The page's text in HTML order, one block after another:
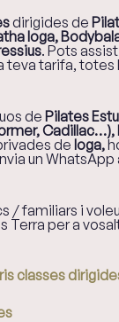
dirigides de
Ioga,
. Pots
teva tarifa, totes
de Pilates
deIoga,
un WhatsApp
/ familiars i
Terra per a
classes